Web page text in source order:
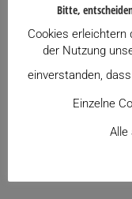
Bitte,
Cookies
der Nutzung
einverstanden,
Einzelne
Alle